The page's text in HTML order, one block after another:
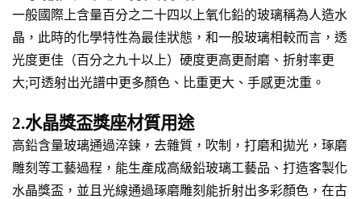
一般國際上含量百分之二十四以上氧化鉛的玻璃稱為人造水
晶，此時的化學特性為最佳狀態，和一般玻璃相較而言，透
光度更佳（百分之九十以上）硬度更高更耐磨、折射率更
大;可透射出光譜中更多顏色、比重更大、手感更沈重。
2.水晶獎盃獎座材質用途
高鉛含量玻璃通過淬鍊，去雜質，吹制，打磨和拋光，琢磨
雕刻等工藝過程，能生產成高級鉛玻璃工藝品、打造客製化
水晶獎盃，並且光線通過琢磨雕刻能折射出多彩顏色，在古